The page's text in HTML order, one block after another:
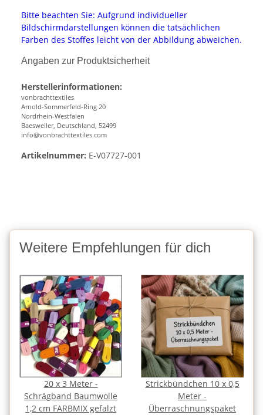
Bitte beachten Sie: Aufgrund individueller
Bildschirmdarstellungen können die tatsächlichen
Farben des Stoffes leicht von der Abbildung abweichen.
Angaben zur Produktsicherheit
Herstellerinformationen:
vonbrachttextiles
Arnold-Sommerfeld-Ring 20
Nordrhein-Westfalen
Baesweiler, Deutschland, 52499
info@vonbrachttextiles.com
Artikelnummer: E-V07727-001
Weitere Empfehlungen für dich
20 x 3 Meter -
Schrägband Baumwolle
1,2 cm FARBMIX gefalzt
Strickbündchen 10 x 0,5
Meter -
Überraschnungspaket